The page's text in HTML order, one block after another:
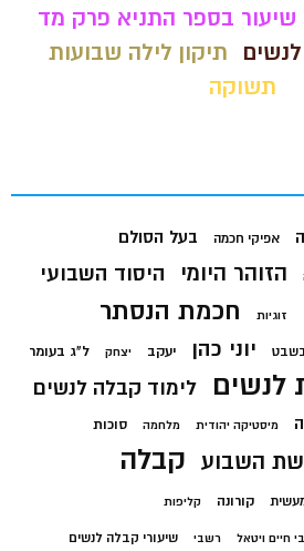
שיעור בספר התניא פרק מד
תיקון לילה שבועות
תשוקה
אפיקי חכמה בעל הסולם
הזוהר היומי היסוד השבועי
זוגיות חכמת הנסתר
יוני כהן יעקב יצחק ל"ג בעומר
לנשים לימוד קבלה לנשים
מיסטיקה יהודית מלחמה סוכות
השבוע קבלה
קורונה קליפות
חיים ויטאל רשבי שיעורי קבלה לנשים